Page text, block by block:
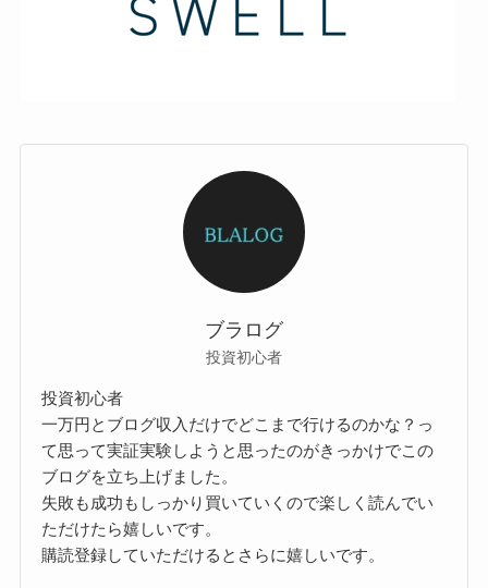
ブラログ
投資初心者
投資初心者
一万円とブログ収入だけでどこまで行けるのかな？っ
て思って実証実験しようと思ったのがきっかけでこの
ブログを立ち上げました。
失敗も成功もしっかり買いていくので楽しく読んでい
ただけたら嬉しいです。
購読登録していただけるとさらに嬉しいです。